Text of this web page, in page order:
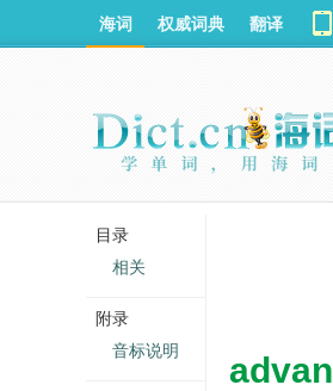
海词 权威词典 翻译
目录
相关
附录
音标说明